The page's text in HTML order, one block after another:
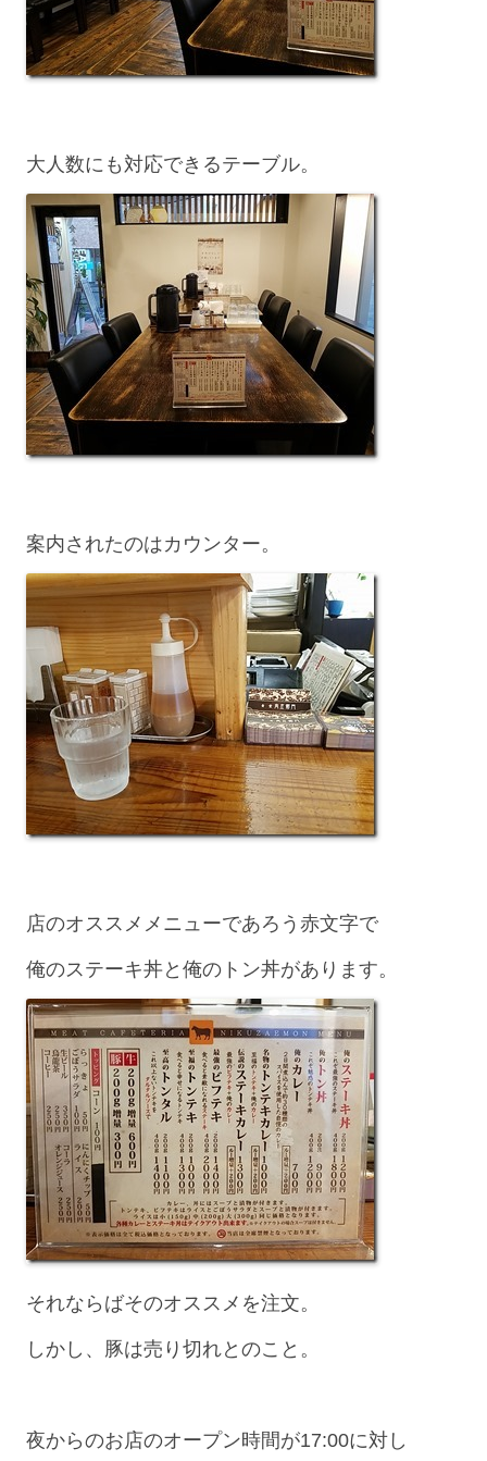
大人数にも対応できるテーブル。
案内されたのはカウンター。
店のオススメメニューであろう赤文字で
俺のステーキ丼と俺のトン丼があります。
それならばそのオススメを注文。
しかし、豚は売り切れとのこと。
夜からのお店のオープン時間が17:00に対し